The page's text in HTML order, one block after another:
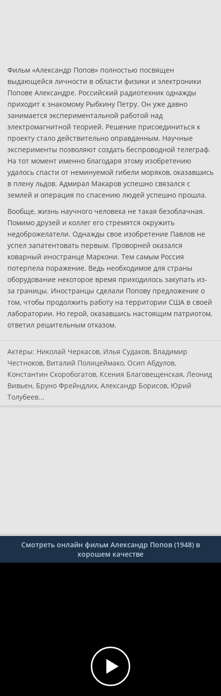
Фильм «Александр Попов» полностью посвящен
выдающейся личности в области физики и электроники
Попове Александре. Российский радиотехник однажды
приходит к знакомому Рыбкину Петру. Он уже давно
занимается экспериментальной работой над
электромагнитной теорией. Решение присоединиться к
проекту стало действительно оправданным. Научные
эксперименты позволяют создать беспроводной телеграф.
На тот момент именно благодаря этому изобретению
удалось спасти от неминуемой гибели моряков, оказавшись
в плену льдов. Адмирал Макаров успешно связался с
землей и операция по спасению людей успешно прошла.
Вообще, жизнь научного человека не такая безоблачная.
Помимо друзей и коллег его стремятся окружить
недоброжелатели. Однажды свое изобретение Павлов не
успел запатентовать первым. Проворней оказался
коварный иностранце Маркони. Тем самым Россия
потерпела поражение. Ведь необходимое для страны
оборудование некоторое время приходилось закупать из-
за границы. Иностранцы сделали Попову предложение о
том, чтобы продолжить работу на территории США в своей
лаборатории. Но герой, оказавшись настоящим патриотом,
ответил решительным отказом.
Актёры: Николай Черкасов, Илья Судаков, Владимир
Честноков, Виталий Полицеймако, Осип Абдулов,
Константин Скоробогатов, Ксения Благовещенская, Леонид
Вивьен, Бруно Фрейндлих, Александр Борисов, Юрий
Толубеев...
Смотреть онлайн фильм Александр Попов (1948) в
хорошем качестве